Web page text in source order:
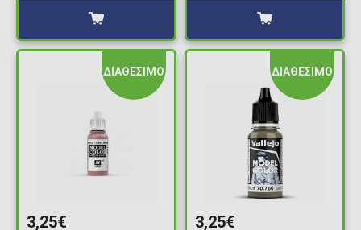
ΔΙΑΘΕΣΙΜΟ
3,25€
ΔΙΑΘΕΣΙΜΟ
3,25€